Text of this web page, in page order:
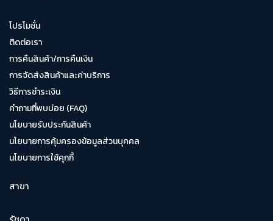
โปรโมชั่น
ติดต่อเรา
การคืนสินค้า/การคืนเงิน
การจัดส่งสินค้าและค่าบริการ
วิธีการชำระเงิน
คำถามที่พบบ่อย (FAQ)
นโยบายรับประกันสินค้า
นโยบายการคุ้มครองข้อมูลส่วนบุคคล
นโยบายการใช้คุกกี้
สาขา